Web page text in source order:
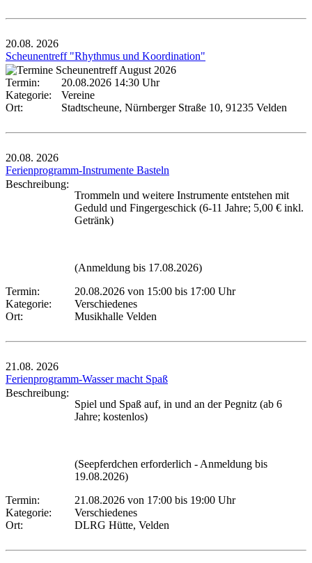
20.08. 2026
Scheunentreff "Rhythmus und Koordination"
Termin:
20.08.2026 14:30 Uhr
Kategorie:
Vereine
Ort:
Stadtscheune, Nürnberger Straße 10, 91235 Velden
20.08. 2026
Ferienprogramm-Instrumente Basteln
Beschreibung:
Trommeln und weitere Instrumente entstehen mit
Geduld und Fingergeschick (6-11 Jahre; 5,00 € inkl.
Getränk)
(Anmeldung bis 17.08.2026)
Termin:
20.08.2026 von 15:00 bis 17:00 Uhr
Kategorie:
Verschiedenes
Ort:
Musikhalle Velden
21.08. 2026
Ferienprogramm-Wasser macht Spaß
Beschreibung:
Spiel und Spaß auf, in und an der Pegnitz (ab 6
Jahre; kostenlos)
(Seepferdchen erforderlich - Anmeldung bis
19.08.2026)
Termin:
21.08.2026 von 17:00 bis 19:00 Uhr
Kategorie:
Verschiedenes
Ort:
DLRG Hütte, Velden